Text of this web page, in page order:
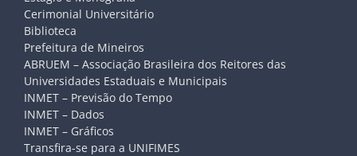
Cerimonial Universitário
Biblioteca
Prefeitura de Mineiros
ABRUEM – Associação Brasileira dos Reitores das
Universidades Estaduais e Municipais
INMET – Previsão do Tempo
INMET – Dados
INMET – Gráficos
Transfira-se para a UNIFIMES